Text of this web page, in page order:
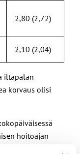
2,80 (2,72)
2,10 (2,04)
iltapalan
korvaus olisi
hoitoajan